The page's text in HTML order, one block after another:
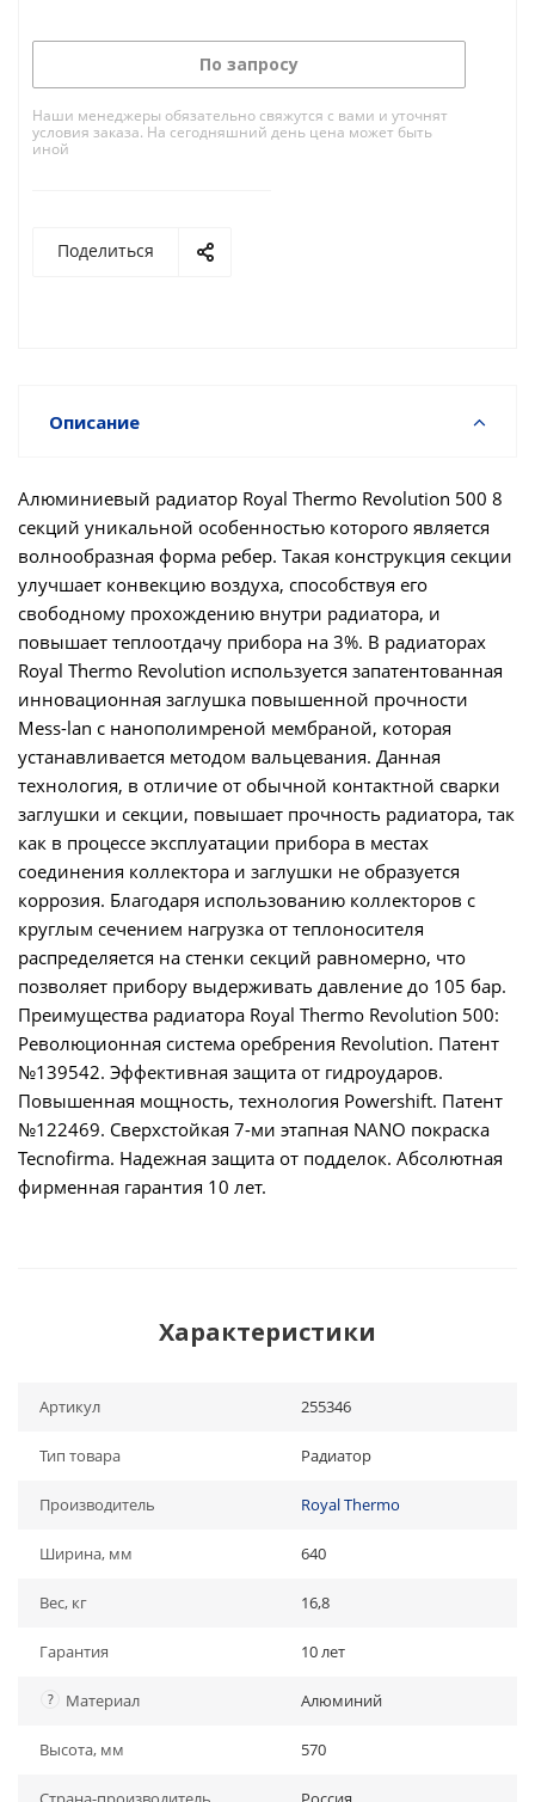
По запросу
Наши менеджеры обязательно свяжутся с вами и уточнят
условия заказа. На сегодняшний день цена может быть
иной
Поделиться
Описание
Алюминиевый радиатор Royal Thermo Revolution 500 8
секций уникальной особенностью которого является
волнообразная форма ребер. Такая конструкция секции
улучшает конвекцию воздуха, способствуя его
свободному прохождению внутри радиатора, и
повышает теплоотдачу прибора на 3%. В радиаторах
Royal Thermo Revolution используется запатентованная
инновационная заглушка повышенной прочности
Mess-lan с нанополимреной мембраной, которая
устанавливается методом вальцевания. Данная
технология, в отличие от обычной контактной сварки
заглушки и секции, повышает прочность радиатора, так
как в процессе эксплуатации прибора в местах
соединения коллектора и заглушки не образуется
коррозия. Благодаря использованию коллекторов с
круглым сечением нагрузка от теплоносителя
распределяется на стенки секций равномерно, что
позволяет прибору выдерживать давление до 105 бар.
Преимущества радиатора Royal Thermo Revolution 500:
Революционная система оребрения Revolution. Патент
№139542. Эффективная защита от гидроударов.
Повышенная мощность, технология Powershift. Патент
№122469. Сверхстойкая 7-ми этапная NANO покраска
Tecnofirma. Надежная защита от подделок. Абсолютная
фирменная гарантия 10 лет.
Характеристики
Артикул 255346
Тип товара Радиатор
Производитель Royal Thermo
Ширина, мм 640
Вес, кг 16,8
Гарантия 10 лет
? Материал Алюминий
Высота, мм 570